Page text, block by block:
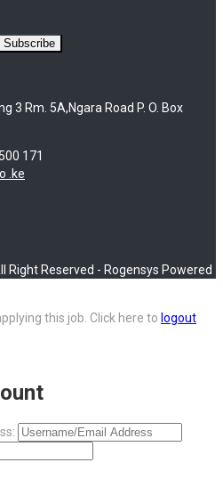
3 Rm. 5A,Ngara Road P. O. Box
171
.ke
Right Reserved - Rogensys Powered
this job. Click here to logout